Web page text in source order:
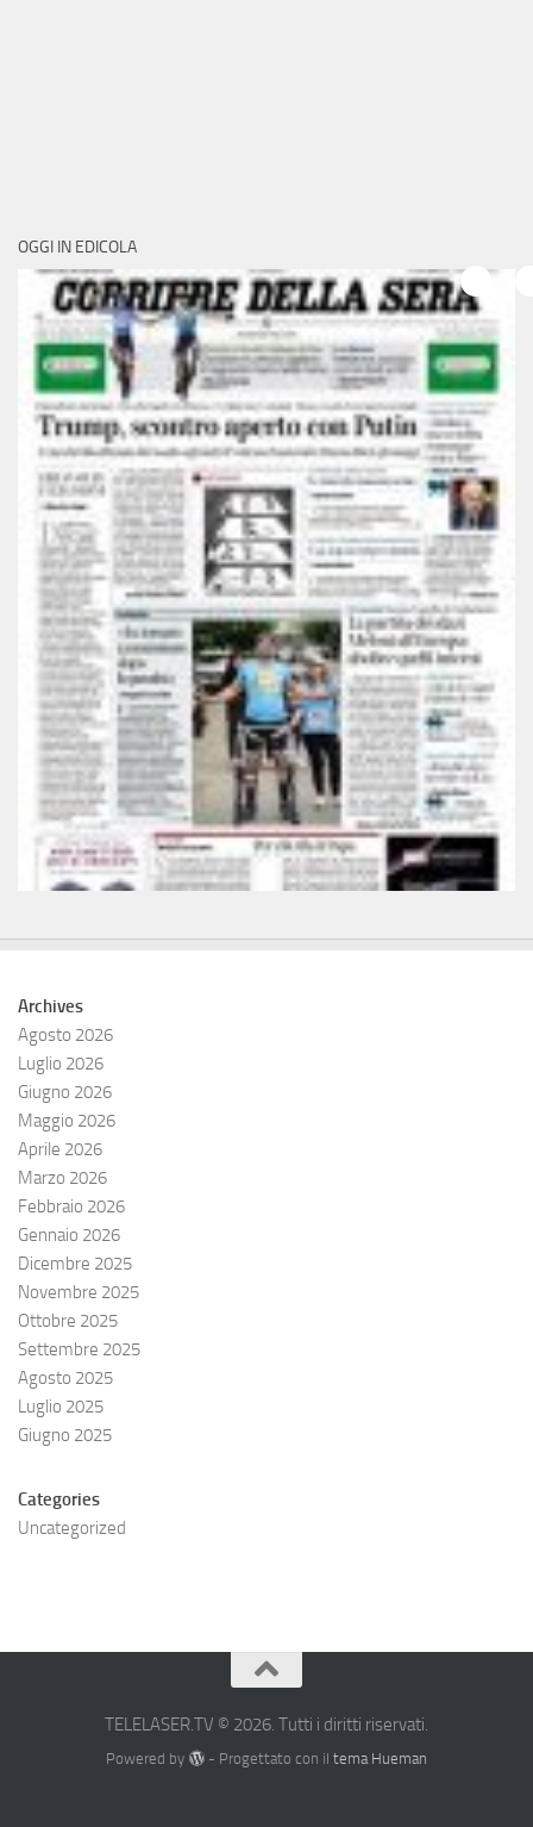
OGGI IN EDICOLA
Archives
Agosto 2026
Luglio 2026
Giugno 2026
Maggio 2026
Aprile 2026
Marzo 2026
Febbraio 2026
Gennaio 2026
Dicembre 2025
Novembre 2025
Ottobre 2025
Settembre 2025
Agosto 2025
Luglio 2025
Giugno 2025
Categories
Uncategorized
TELELASER.TV © 2026. Tutti i diritti riservati.
Powered by - Progettato con il tema Hueman